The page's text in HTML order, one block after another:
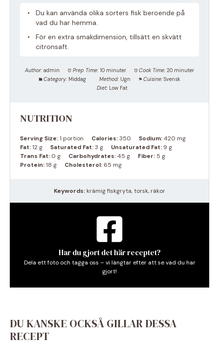
Du kan använda olika sorters fisk beroende på
vad du har hemma.
För en extra smakdimension, tillsätt en skvätt
citronsaft.
Author: admin Prep Time: 10 minuter Cook Time: 20 minuter
Category: Middag Method: Ugn Cuisine: Svensk
Diet: Low Fat
NUTRITION
Serving Size:1 portion Calories:350 Sodium:420 mg
Fat:12 g Saturated Fat:3 g Unsaturated Fat: 9 g
Trans Fat: 0 g Carbohydrates:45 g Fiber: 5 g
Protein:18 g Cholesterol: 65 mg
Keywords: krämig fiskgryta, torsk, räkor
Har du gjort det här receptet?
Dela ett foto och tagga oss – vi längtar efter att se vad du har
gjort!
DU KANSKE OCKSÅ GILLAR DESSA
RECEPT